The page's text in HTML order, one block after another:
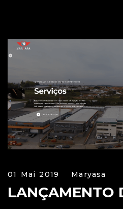
01 Mai 2019 Maryasa
LANÇAMENTO